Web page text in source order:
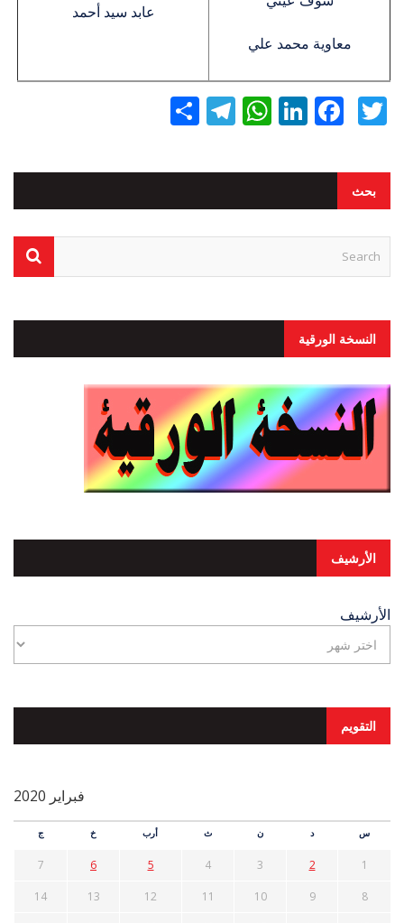
معاوية محمد علي
عابد سيد أحمد
Twitter
Facebook
LinkedIn
WhatsApp
Telegram
بحث
النسخة الورقية
الأرشيف
الأرشيف
التقويم
فبراير 2020
س د ن ث أرب خ ج
1
2
3
4
5
6
7
8
9
10
11
12
13
14